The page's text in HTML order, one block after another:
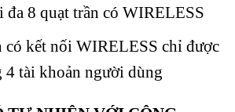
đa 8 quạt trần có WIRELESS
có kết nối WIRELESS chỉ được
4 tài khoản người dùng